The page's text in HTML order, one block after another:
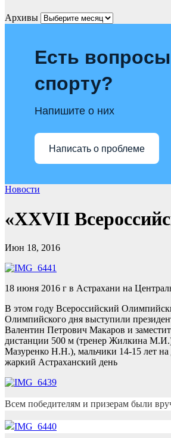
Архивы
Есть
спорту?
Напишите о них
Написать о проблеме
Новости
«XXVII
Июн 18, 2016
18 июня 2016 г в Астрахани на
В этом году Всероссийский
Олимпийского дня выступили
Валентин Петрович Макаров и
дистанции 500 м (тренер Жилкина
Мазуренко Н.Н.), мальчики 14-15 лет
жаркий Астраханский день
Всем победителям и призерам были